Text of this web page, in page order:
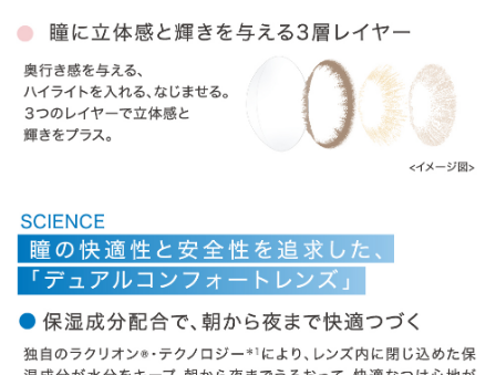
» ラディアントチャーム
商品についてのお問い合わせ